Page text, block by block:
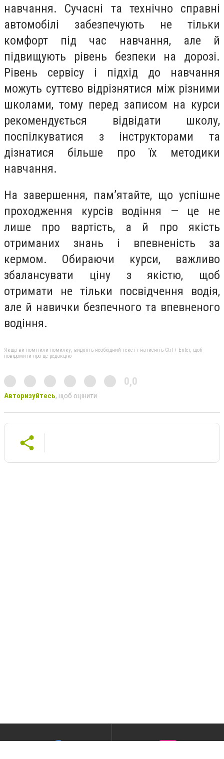
навчання. Сучасні та технічно справні
автомобілі забезпечують не тільки
комфорт під час навчання, але й
підвищують рівень безпеки на дорозі.
Рівень сервісу і підхід до навчання
можуть суттєво відрізнятися між різними
школами, тому перед записом на курси
рекомендується відвідати школу,
поспілкуватися з інструкторами та
дізнатися більше про їх методики
навчання.
На завершення, пам’ятайте, що успішне
проходження курсів водіння — це не
лише про вартість, а й про якість
отриманих знань і впевненість за
кермом. Обираючи курси, важливо
збалансувати ціну з якістю, щоб
отримати не тільки посвідчення водія,
але й навички безпечного та впевненого
водіння.
Якщо ви помітили помилку, виділіть необхідний текст і натисніть Ctrl + Enter, щоб
повідомити про це редакцію
0,0
Авторизуйтесь, щоб оцінити